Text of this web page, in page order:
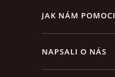
JAK NÁM POMOCI
NAPSALI O NÁS